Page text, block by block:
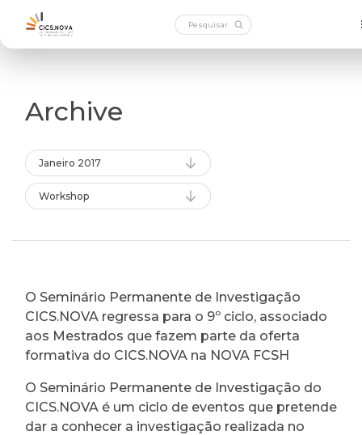
Archive
Janeiro 2017
Workshop
O Seminário Permanente de Investigação
CICS.NOVA regressa para o 9º ciclo, associado
aos Mestrados que fazem parte da oferta
formativa do CICS.NOVA na NOVA FCSH
O Seminário Permanente de Investigação do
CICS.NOVA é um ciclo de eventos que pretende
dar a conhecer a investigação realizada no